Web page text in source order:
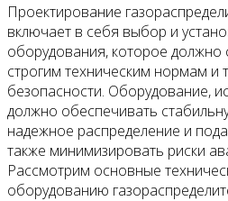
Проектирование
включает в себя выбор и
оборудования, которое должно
строгим техническим нормам и
безопасности. Оборудование,
должно обеспечивать
надежное распределение и
также минимизировать риски
Рассмотрим основные
оборудованию